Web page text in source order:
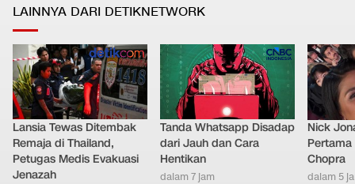
LAINNYA DARI DETIKNETWORK
Lansia Tewas Ditembak
Remaja di Thailand,
Petugas Medis Evakuasi
Jenazah
Tanda Whatsapp Disadap
dari Jauh dan Cara
Hentikan
dalam 7 jam
Nick
Chopra
dalam 5